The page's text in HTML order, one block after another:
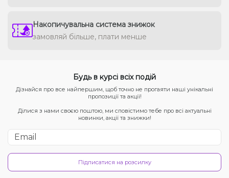
Накопичувальна система знижок
замовляй більше, плати менше
Будь в курсі всіх подій
Дізнайся про все найпершим, щоб точно не прогаяти наші унікальні
пропозиції та акції!
Ділися з нами своєю поштою, ми сповістимо тебе про всі актуальні
новинки, акції та знижки!
Підписатися на розсилку